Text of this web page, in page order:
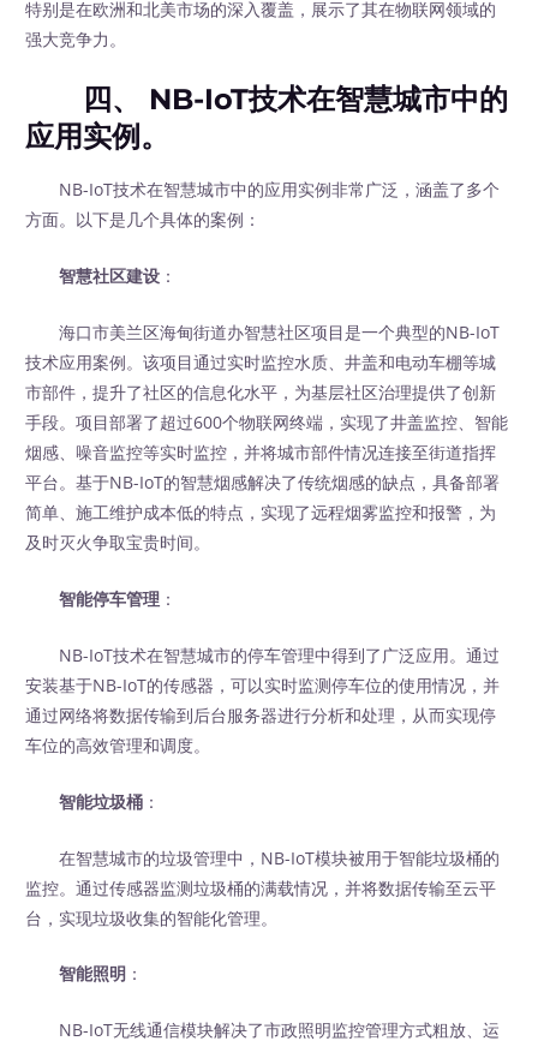
特别是在欧洲和北美市场的深入覆盖，展示了其在物联网领域的
强大竞争力。
四、 NB-IoT技术在智慧城市中的
应用实例。
NB-IoT技术在智慧城市中的应用实例非常广泛，涵盖了多个
方面。以下是几个具体的案例：
智慧社区建设 ：
海口市美兰区海甸街道办智慧社区项目是一个典型的NB-IoT
技术应用案例。该项目通过实时监控水质、井盖和电动车棚等城
市部件，提升了社区的信息化水平，为基层社区治理提供了创新
手段。项目部署了超过600个物联网终端，实现了井盖监控、智能
烟感、噪音监控等实时监控，并将城市部件情况连接至街道指挥
平台。基于NB-IoT的智慧烟感解决了传统烟感的缺点，具备部署
简单、施工维护成本低的特点，实现了远程烟雾监控和报警，为
及时灭火争取宝贵时间。
智能停车管理 ：
NB-IoT技术在智慧城市的停车管理中得到了广泛应用。通过
安装基于NB-IoT的传感器，可以实时监测停车位的使用情况，并
通过网络将数据传输到后台服务器进行分析和处理，从而实现停
车位的高效管理和调度。
智能垃圾桶 ：
在智慧城市的垃圾管理中，NB-IoT模块被用于智能垃圾桶的
监控。通过传感器监测垃圾桶的满载情况，并将数据传输至云平
台，实现垃圾收集的智能化管理。
智能照明 ：
NB-IoT无线通信模块解决了市政照明监控管理方式粗放、运